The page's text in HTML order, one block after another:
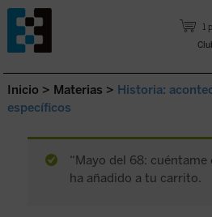
1
Saltar al contenido.
Inicio > Materias > Historia:
específicos
“Mayo del 68:
ha añadido a tu carrito.